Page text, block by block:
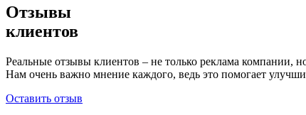
Отзывы
клиентов
Реальные отзывы клиентов – не только реклама компании,
Нам очень важно мнение каждого, ведь это помогает
Оставить отзыв